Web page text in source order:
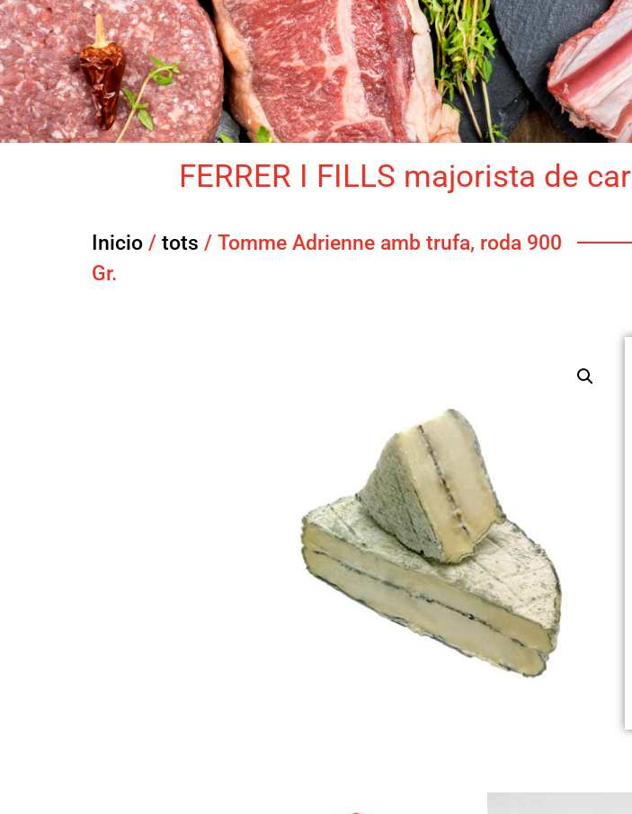
FERRER I FILLS majorista de
Inicio / tots / Tomme Adrienne amb trufa, roda 900
Gr.